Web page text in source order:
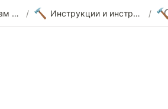
Помощь украинцам в Германии / 🔨 Инструкции и инструменты /